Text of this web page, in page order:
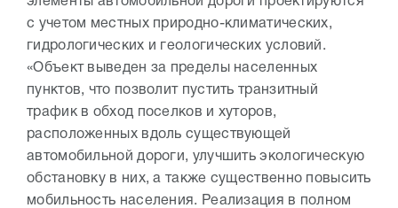
с учетом местных природно-климатических,
гидрологических и геологических условий.
«Объект выведен за пределы населенных
пунктов, что позволит пустить транзитный
трафик в обход поселков и хуторов,
расположенных вдоль существующей
автомобильной дороги, улучшить экологическую
обстановку в них, а также существенно повысить
мобильность населения. Реализация в полном